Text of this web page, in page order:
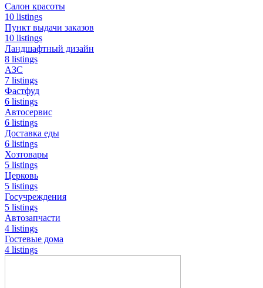
Салон красоты
10 listings
Пункт выдачи заказов
10 listings
Ландшафтный дизайн
8 listings
АЗС
7 listings
Фастфуд
6 listings
Автосервис
6 listings
Доставка еды
6 listings
Хозтовары
5 listings
Церковь
5 listings
Госучреждения
5 listings
Автозапчасти
4 listings
Гостевые дома
4 listings